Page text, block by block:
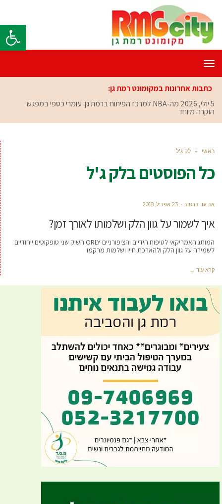
פתח
תפריט
כתבות אחרונות במקומונט רמת גן:
5 יולי, 2026
מה-NBA למרכז הפיתוח ברמת גן: עומרי כספי במפגש
הוקרה מיוחד
ראשי » לק ג'ל
כל הפוסטים בלק ג'ל
אביעד ברטוב 23 אפריל, 2018
איך לשמור על גוון הלק ושלמותו לאורך זמן?
המותג האמריקאי לטיפוח הידיים והציפורניים ORLY השיק שני טופקוטים ייחודיים
לשמירה על גוון הלק ולהארכת חייו ושלמות מרקמו
קרא עוד ←